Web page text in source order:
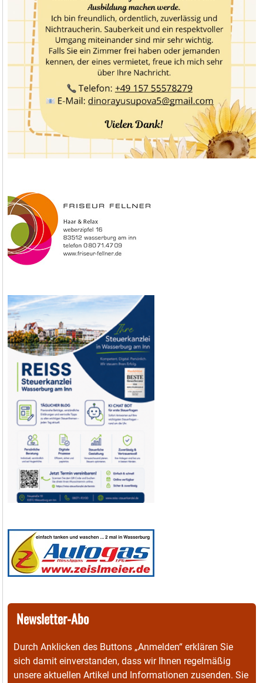
Newsletter-Abo
Durch Anklicken des Buttons „Anmelden“ erklären Sie
sich damit einverstanden, dass wir Ihnen regelmäßig
unsere aktuellen Artikel und Informationen zusenden. Sie